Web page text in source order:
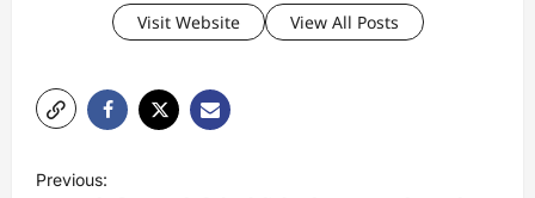
Visit Website View All Posts
PPrevious: